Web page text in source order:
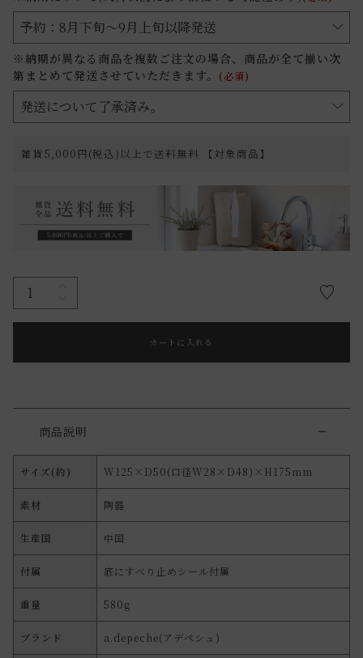
※納期が異なる商品を複数ご注文の場合、商品が全て揃い次
第まとめて発送させていただきます。
(必須)
雑貨5,000円(税込)以上で送料無料 【対象商品】
カートに入れる
商品説明
サイズ(約) W125×D50(口径W28×D48)×H175mm
素材 陶器
生産国 中国
付属 底にすべり止めシール付属
重量 580g
ブランド a.depeche(アデペシュ)